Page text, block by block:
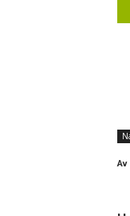
Av